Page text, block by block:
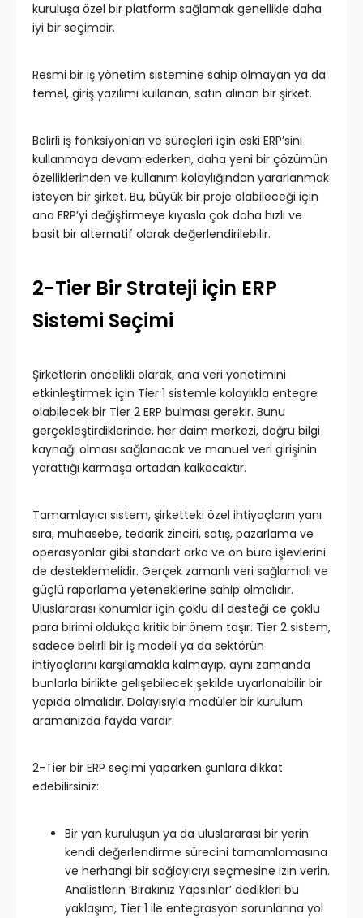
kuruluşa özel bir platform sağlamak genellikle daha
iyi bir seçimdir.
Resmi bir iş yönetim sistemine sahip olmayan ya da
temel, giriş yazılımı kullanan, satın alınan bir şirket.
Belirli iş fonksiyonları ve süreçleri için eski ERP’sini
kullanmaya devam ederken, daha yeni bir çözümün
özelliklerinden ve kullanım kolaylığından yararlanmak
isteyen bir şirket. Bu, büyük bir proje olabileceği için
ana ERP’yi değiştirmeye kıyasla çok daha hızlı ve
basit bir alternatif olarak değerlendirilebilir.
2-Tier Bir Strateji için ERP
Sistemi Seçimi
Şirketlerin öncelikli olarak, ana veri yönetimini
etkinleştirmek için Tier 1 sistemle kolaylıkla entegre
olabilecek bir Tier 2 ERP bulması gerekir. Bunu
gerçekleştirdiklerinde, her daim merkezi, doğru bilgi
kaynağı olması sağlanacak ve manuel veri girişinin
yarattığı karmaşa ortadan kalkacaktır.
Tamamlayıcı sistem, şirketteki özel ihtiyaçların yanı
sıra, muhasebe, tedarik zinciri, satış, pazarlama ve
operasyonlar gibi standart arka ve ön büro işlevlerini
de desteklemelidir. Gerçek zamanlı veri sağlamalı ve
güçlü raporlama yeteneklerine sahip olmalıdır.
Uluslararası konumlar için çoklu dil desteği ce çoklu
para birimi oldukça kritik bir önem taşır. Tier 2 sistem,
sadece belirli bir iş modeli ya da sektörün
ihtiyaçlarını karşılamakla kalmayıp, aynı zamanda
bunlarla birlikte gelişebilecek şekilde uyarlanabilir bir
yapıda olmalıdır. Dolayısıyla modüler bir kurulum
aramanızda fayda vardır.
2-Tier bir ERP seçimi yaparken şunlara dikkat
edebilirsiniz:
Bir yan kuruluşun ya da uluslararası bir yerin
kendi değerlendirme sürecini tamamlamasına
ve herhangi bir sağlayıcıyı seçmesine izin verin.
Analistlerin ‘Bırakınız Yapsınlar’ dedikleri bu
yaklaşım, Tier 1 ile entegrasyon sorunlarına yol